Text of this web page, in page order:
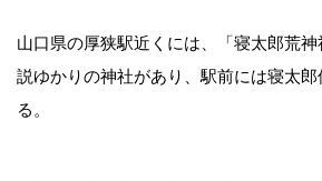
山口県の厚狭駅近くには、「寝太郎荒
説ゆかりの神社があり、駅前には寝太
る。